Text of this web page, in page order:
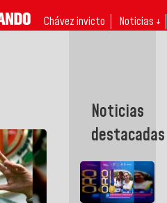
Chávez invicto Noticias ↓
Noticias
destacadas